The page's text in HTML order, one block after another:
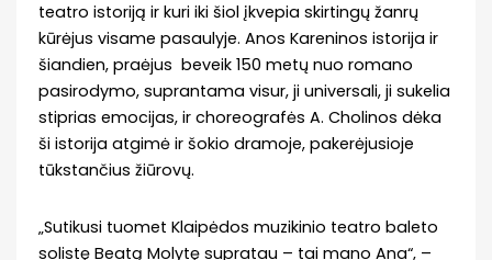
teatro istoriją ir kuri iki šiol įkvepia skirtingų žanrų
kūrėjus visame pasaulyje. Anos Kareninos istorija ir
šiandien, praėjus beveik 150 metų nuo romano
pasirodymo, suprantama visur, ji universali, ji sukelia
stiprias emocijas, ir choreografės A. Cholinos dėka
ši istorija atgimė ir šokio dramoje, pakerėjusioje
tūkstančius žiūrovų.
„Sutikusi tuomet Klaipėdos muzikinio teatro baleto
solistę Beatą Molytę supratau – tai mano Ana“, –